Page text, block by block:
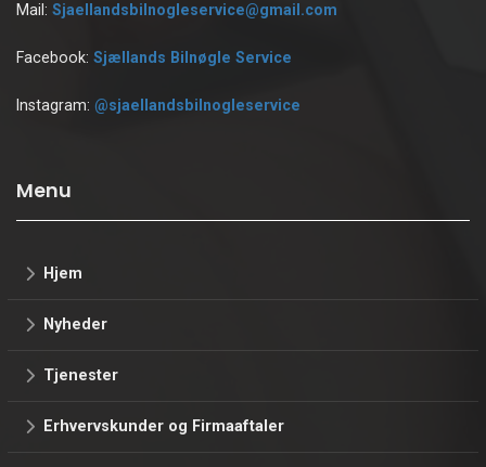
Mail: Sjaellandsbilnogleservice@gmail.com
Facebook: Sjællands Bilnøgle Service
Instagram: @sjaellandsbilnogleservice
Menu
Hjem
Nyheder
Tjenester
Erhvervskunder og Firmaaftaler